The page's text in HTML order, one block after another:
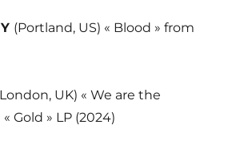
(Portland, US) « Blood » from
UK) « We are the
Gold » LP (2024)